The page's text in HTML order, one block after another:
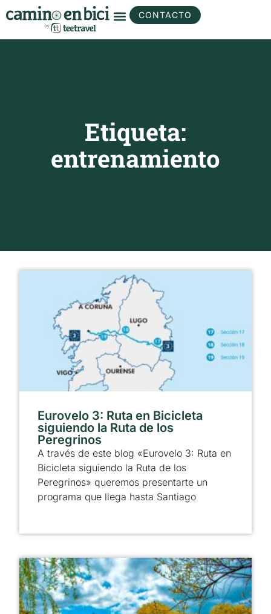
CONTACTO
Etiqueta:
entrenamiento
Eurovelo 3: Ruta en Bicicleta
siguiendo la Ruta de los
Peregrinos
A través de este blog «Eurovelo 3: Ruta en
Bicicleta siguiendo la Ruta de los
Peregrinos» queremos presentarte un
programa que llega hasta Santiago